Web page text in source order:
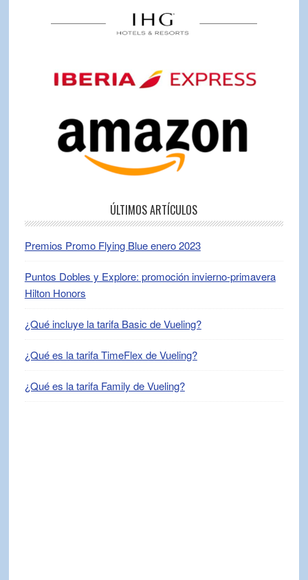
ÚLTIMOS ARTÍCULOS
Premios Promo Flying Blue enero 2023
Puntos Dobles y Explore: promoción invierno-primavera
Hilton Honors
¿Qué incluye la tarifa Basic de Vueling?
¿Qué es la tarifa TimeFlex de Vueling?
¿Qué es la tarifa Family de Vueling?